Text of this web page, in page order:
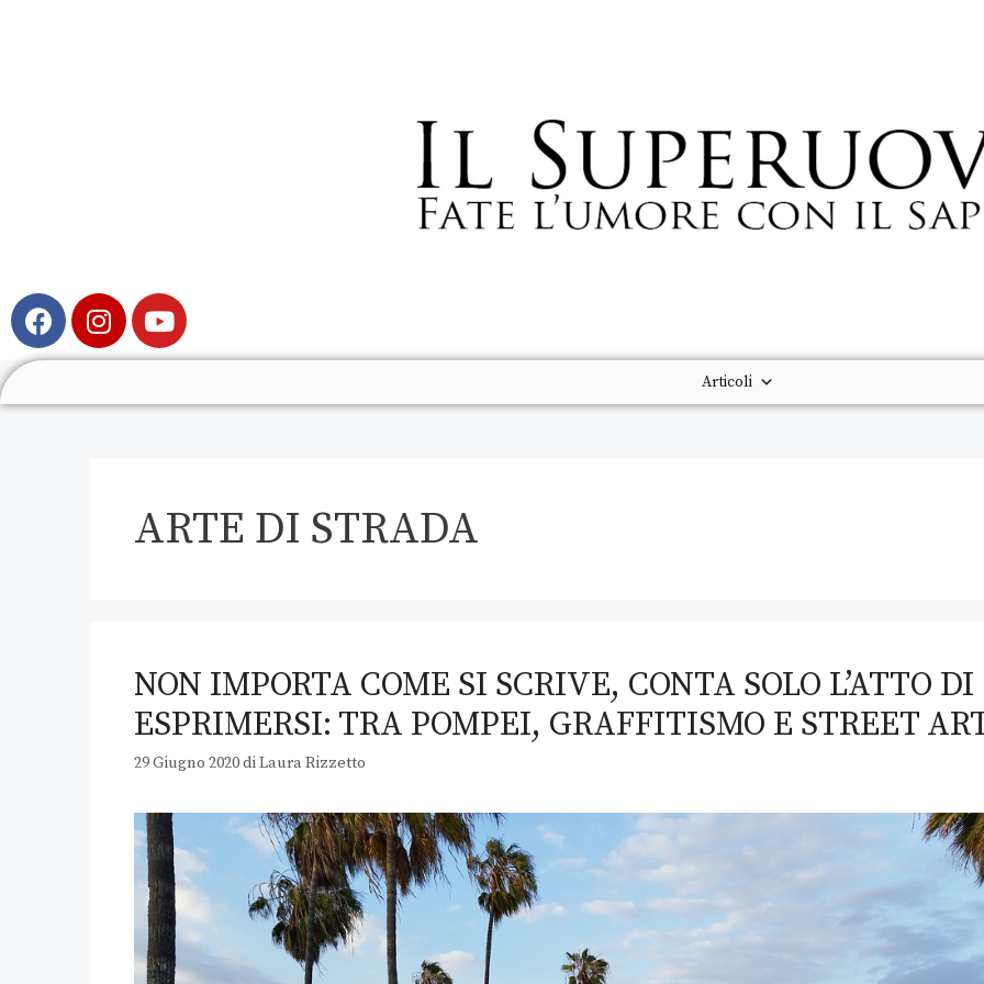
Articoli
ARTE DI STRADA
NON IMPORTA COME SI SCRIVE, CONTA SOLO L’ATTO DI
ESPRIMERSI: TRA POMPEI, GRAFFITISMO E STREET
29 Giugno 2020diLaura Rizzetto